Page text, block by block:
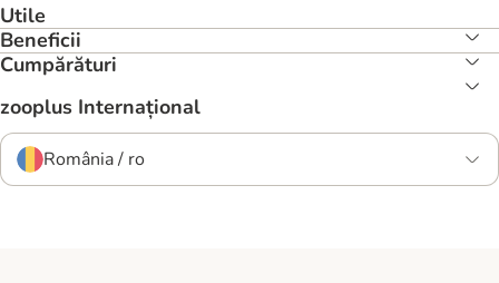
Utile
Beneficii
Cumpărături
zooplus Internațional
România / ro